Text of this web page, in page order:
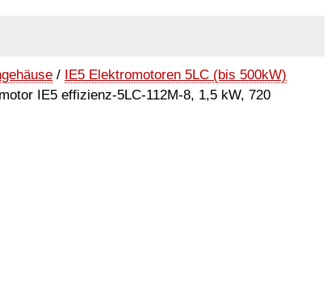
/ IE5 Elektromotoren 5LC (bis 500kW)
IE5 effizienz-5LC-112M-8, 1,5 kW, 720